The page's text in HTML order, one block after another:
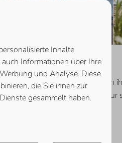
entdecken Sie die Stadt von
die Sie während der
Inhalte
Informationen über Ihre
und Analyse. Diese
die Sie ihnen zur
gesammelt haben.